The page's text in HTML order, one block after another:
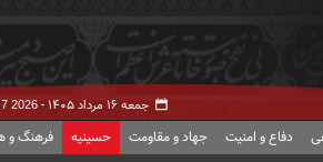
جمعه ۱۶ مرداد ۱۴۰۵ - 2026
دفاع و امنیت جهاد و مقاومت حسینیه فرهنگ و